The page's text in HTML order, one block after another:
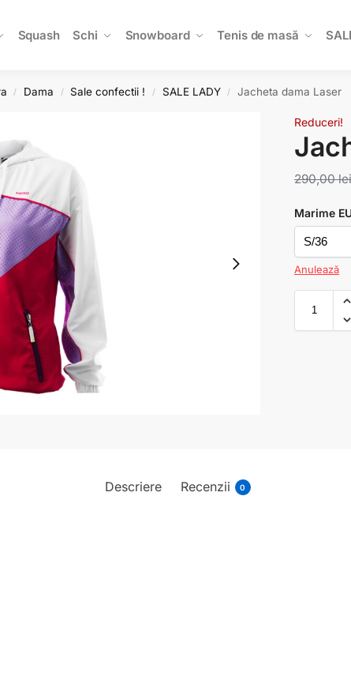
Squash Schi Snowboard Tenis de masă
/ Dama / Sale confectii ! / SALE LADY / Jacheta dama Laser
Reduceri!
290,00
Marime
Anulează
Descriere Recenzii 0